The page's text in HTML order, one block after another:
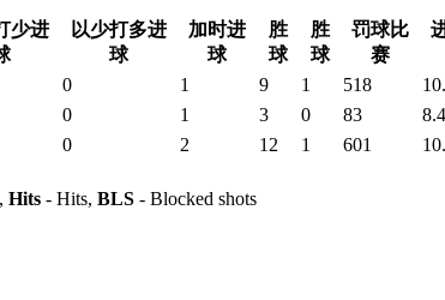
少进
以少打多进
球
加时进
球
胜
球
胜
球
罚球比
赛
0 1 9 1 518
0 1 3 0 83 8.4
0 2 12 1 601
Hits - Hits, BLS - Blocked shots